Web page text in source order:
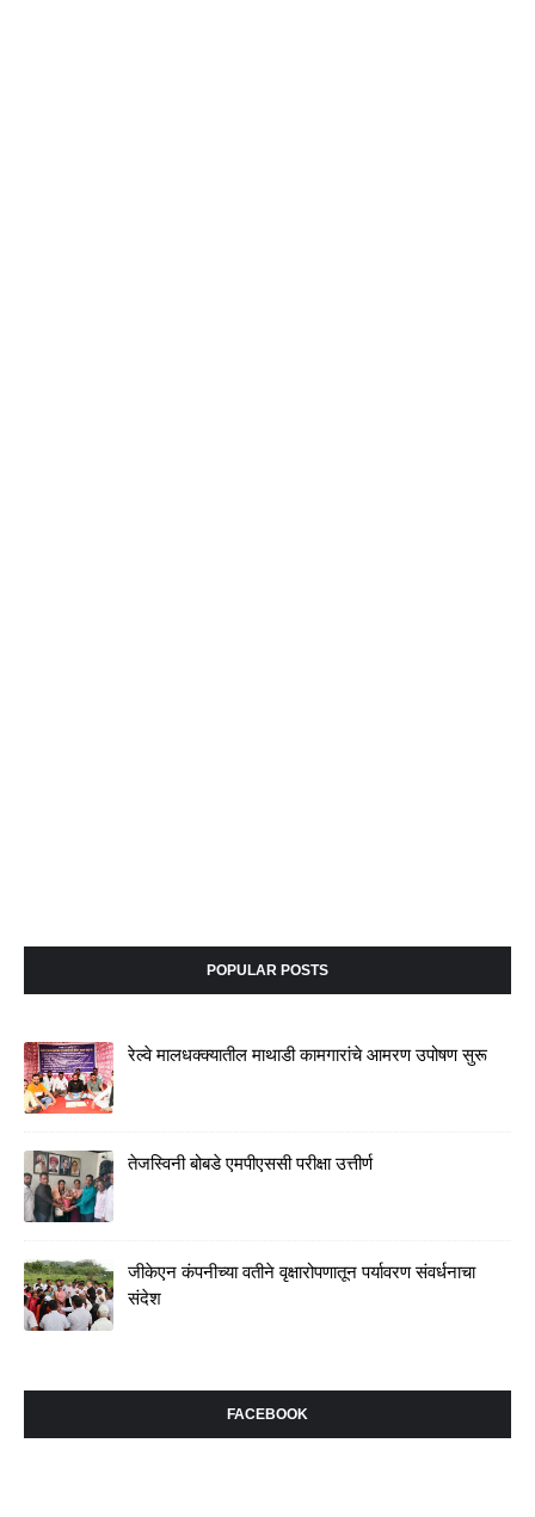
POPULAR POSTS
रेल्वे मालधक्क्यातील माथाडी कामगारांचे आमरण उपोषण सुरू
तेजस्विनी बोबडे एमपीएससी परीक्षा उत्तीर्ण
जीकेएन कंपनीच्या वतीने वृक्षारोपणातून पर्यावरण संवर्धनाचा
संदेश
FACEBOOK